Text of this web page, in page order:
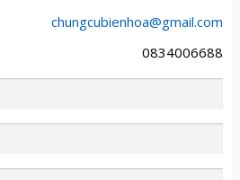
chungcubienhoa@gmail.com
0834006688